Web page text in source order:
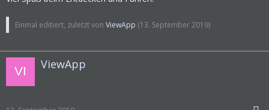
Einmal editiert, zuletzt von ViewApp (13. September 2019)
ViewApp